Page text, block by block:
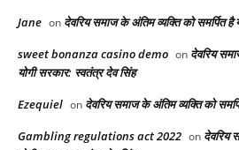
Jane on देवरिय समाज के अंतिम व्यक्ति को समर्पित
sweet bonanza casino demo on देवरिय
योगी सरकार: स्वतंत्र देव सिंह
Ezequiel on देवरिय समाज के अंतिम व्यक्ति को
Gambling regulations act 2022 on देवरिय